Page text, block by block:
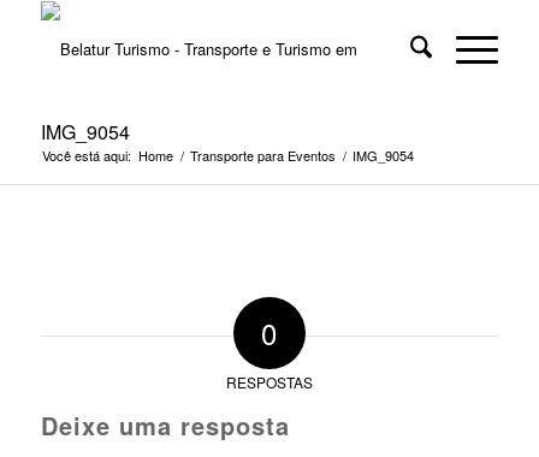
IMG_9054
Você está aqui: Home / Transporte para Eventos / IMG_9054
0
RESPOSTAS
Deixe uma resposta